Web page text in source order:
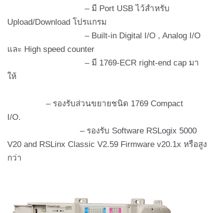
– มี Port USB ไว้สำหรับ
Upload/Download โปรแกรม
– Built-in Digital I/O , Analog I/O
และ High speed counter
– มี 1769-ECR right-end cap มา
ให้
– รองรับส่วนขยายชนิด 1769 Compact
I/O.
– รองรับ Software RSLogix 5000
V20 and RSLinx Classic V2.59 Firmware v20.1x หรือสูง
กว่า